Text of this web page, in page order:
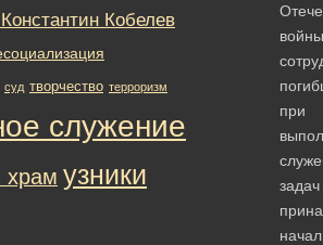
при
задач
Кобелев
суд творчество терроризм
служение
храм узники